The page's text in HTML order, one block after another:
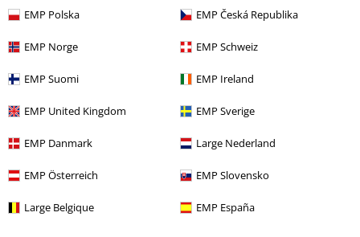
EMP Polska EMP Česká Republika
EMP Norge EMP Schweiz
EMP Suomi EMP Ireland
EMP United Kingdom EMP Sverige
EMP Danmark Large Nederland
EMP Österreich EMP Slovensko
Large Belgique EMP España